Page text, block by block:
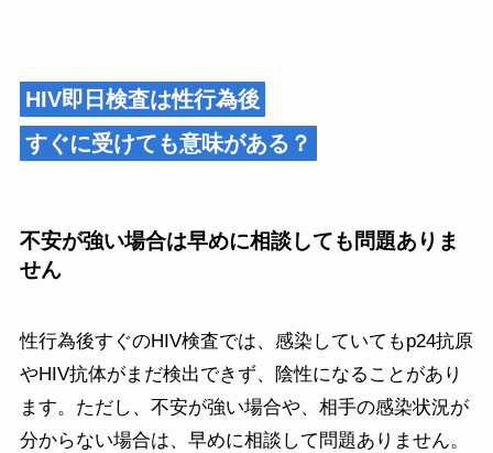
HIV即日検査は性行為後
すぐに受けても意味がある？
不安が強い場合は早めに相談しても問題ありま
せん
性行為後すぐのHIV検査では、感染していてもp24抗原
やHIV抗体がまだ検出できず、陰性になることがあり
ます。ただし、不安が強い場合や、相手の感染状況が
分からない場合は、早めに相談して問題ありません。